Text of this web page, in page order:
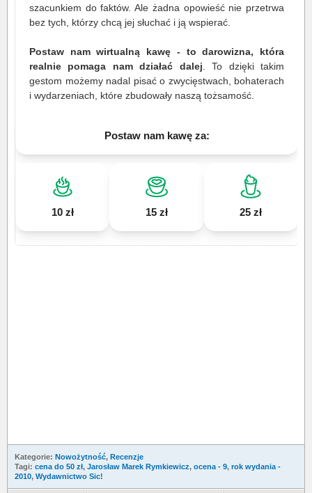
szacunkiem do faktów. Ale żadna opowieść nie przetrwa
bez tych, którzy chcą jej słuchać i ją wspierać.
Postaw nam wirtualną kawę - to darowizna, która
realnie pomaga nam działać dalej . To dzięki takim
gestom możemy nadal pisać o zwycięstwach, bohaterach
i wydarzeniach, które zbudowały naszą tożsamość.
Postaw nam kawę za:
10 zł 15 zł 25 zł
Kategorie: Nowożytność, Recenzje
Tagi: cena do 50 zł, Jarosław Marek Rymkiewicz, ocena - 9, rok wydania -
2010, Wydawnictwo Sic!